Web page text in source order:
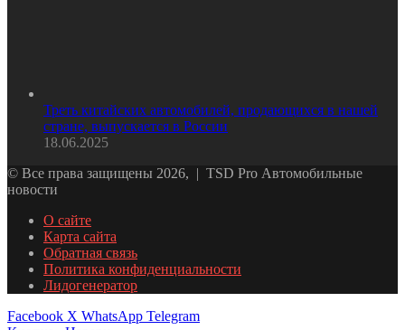
Треть китайских автомобилей, продающихся в нашей
стране, выпускается в России
18.06.2025
© Все права защищены 2026, | TSD Pro Автомобильные
новости
О сайте
Карта сайта
Обратная связь
Политика конфиденциальности
Лидогенератор
Facebook X WhatsApp Telegram